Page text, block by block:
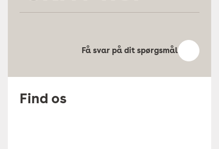
Få svar på dit spørgsmål
Find os